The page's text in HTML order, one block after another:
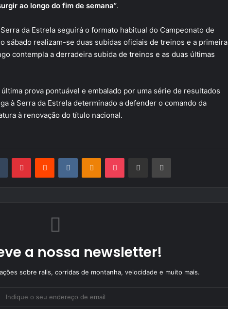
ao longo do fim de semana”.
da Estrela seguirá o formato habitual do Campeonato de
sábado realizam-se duas subidas oficiais de treinos e a primeira
contempla a derradeira subida de treinos e as duas últimas
prova pontuável e embalado por uma série de resultados
à Serra da Estrela determinado a defender o comando da
à renovação do título nacional.
Tumblr PinterestReddit VKontakteOdnoklassniki
Pocket Partilhar Via Email Imprimir
a nossa newsletter!
sobre ralis, corridas de montanha, velocidade e muito mais.